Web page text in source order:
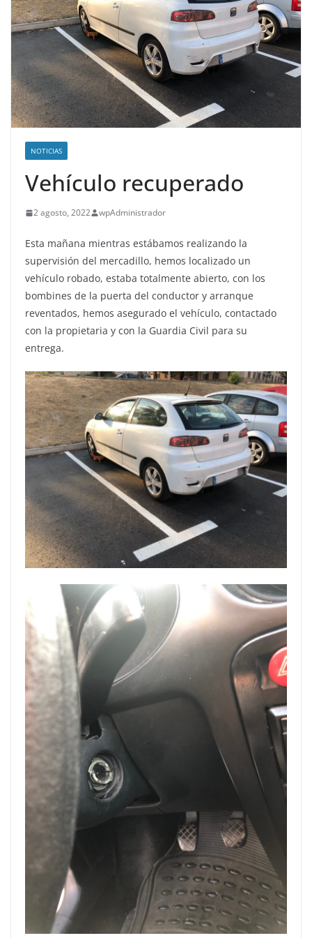
NOTICIAS
Vehículo recuperado
2 agosto, 2022 wpAdministrador
Esta mañana mientras estábamos realizando la
supervisión del mercadillo, hemos localizado un
vehículo robado, estaba totalmente abierto, con los
bombines de la puerta del conductor y arranque
reventados, hemos asegurado el vehículo, contactado
con la propietaria y con la Guardia Civil para su
entrega.